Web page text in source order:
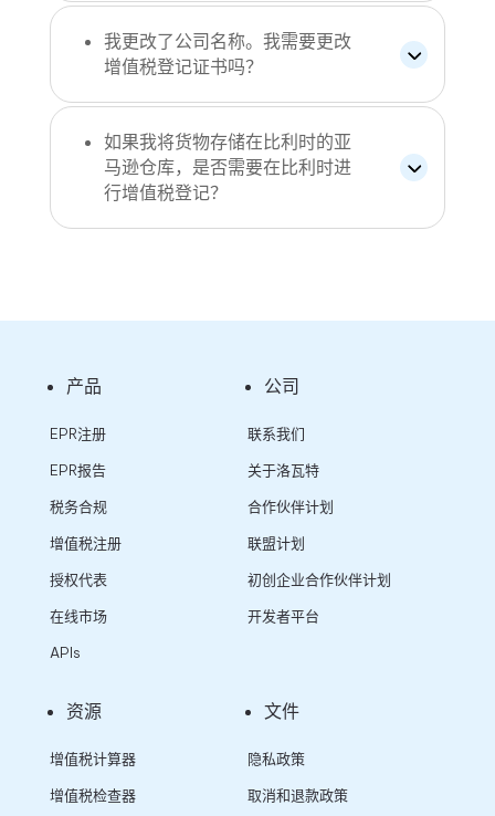
我更改了公司名称。我需要更改
增值税登记证书吗？
如果我将货物存储在比利时的亚
马逊仓库，是否需要在比利时进
行增值税登记？
产品
EPR注册
EPR报告
税务合规
增值税注册
授权代表
在线市场
APIs
公司
联系我们
关于洛瓦特
合作伙伴计划
联盟计划
初创企业合作伙伴计划
开发者平台
资源
增值税计算器
增值税检查器
文件
隐私政策
取消和退款政策